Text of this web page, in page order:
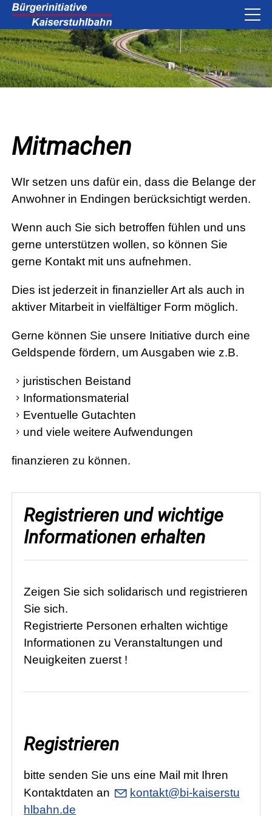
Mitmachen
WIr setzen uns dafür ein, dass die Belange der
Anwohner in Endingen berücksichtigt werden.
Wenn auch Sie sich betroffen fühlen und uns
gerne unterstützen wollen, so können Sie
gerne Kontakt mit uns aufnehmen.
Dies ist jederzeit in finanzieller Art als auch in
aktiver Mitarbeit in vielfältiger Form möglich.
Gerne können Sie unsere Initiative durch eine
Geldspende fördern, um Ausgaben wie z.B.
juristischen Beistand
Informationsmaterial
Eventuelle Gutachten
und viele weitere Aufwendungen
finanzieren zu können.
Registrieren und wichtige
Informationen erhalten
Zeigen Sie sich solidarisch und registrieren
Sie sich.
Registrierte Personen erhalten wichtige
Informationen zu Veranstaltungen und
Neuigkeiten zuerst !
Registrieren
bitte senden Sie uns eine Mail mit Ihren
Kontaktdaten an
k nt kt b -k s
rst
hlb
hn d